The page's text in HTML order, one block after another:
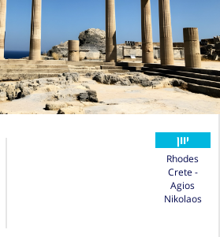
יוון
Rhodes
Crete -
Agios
Nikolaos